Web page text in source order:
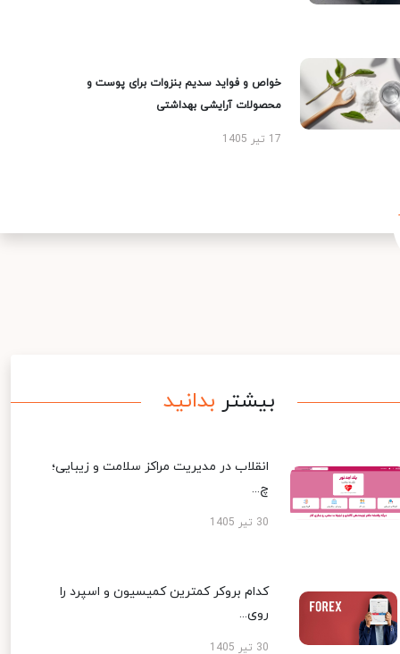
خواص و فواید سدیم بنزوات برای پوست و
محصولات آرایشی بهداشتی
17 تیر 1405
بیشتر بدانید
انقلاب در مدیریت مراکز سلامت و زیبایی؛
چ...
30 تیر 1405
کدام بروکر کمترین کمیسیون و اسپرد را
روی...
30 تیر 1405